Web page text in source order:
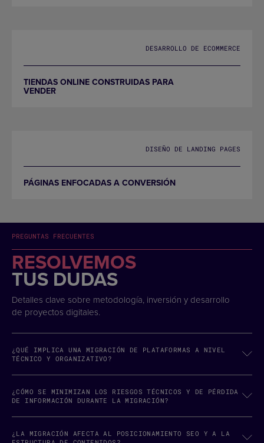
DESARROLLO DE ECOMMERCE
TIENDAS ONLINE CONSTRUIDAS PARA
VENDER
DISEÑO DE LANDING PAGES
PÁGINAS ENFOCADAS A CONVERSIÓN
PREGUNTAS FRECUENTES
RESOLVEMOS
TUS DUDAS
Detalles clave sobre metodología, inversión y desarrollo
de proyectos digitales.
¿QUÉ IMPLICA UNA MIGRACIÓN DE PLATAFORMAS A NIVEL
TÉCNICO Y ORGANIZATIVO?
¿CÓMO SE MINIMIZAN LOS RIESGOS TÉCNICOS Y DE PÉRDIDA
DE INFORMACIÓN DURANTE LA MIGRACIÓN?
¿LA MIGRACIÓN AFECTA AL POSICIONAMIENTO SEO Y A LA